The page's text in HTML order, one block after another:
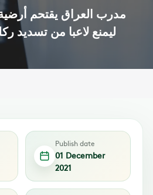
مدرب العراق يقتحم
ليمنع لاعبا من تسديد
Publish date
01 December
2021